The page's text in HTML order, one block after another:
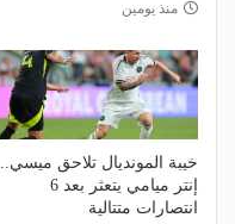
منذ يومين
خيبة المونديال تلاحق ميسي..
إنتر ميامي يتعثر بعد 6
انتصارات متتالية